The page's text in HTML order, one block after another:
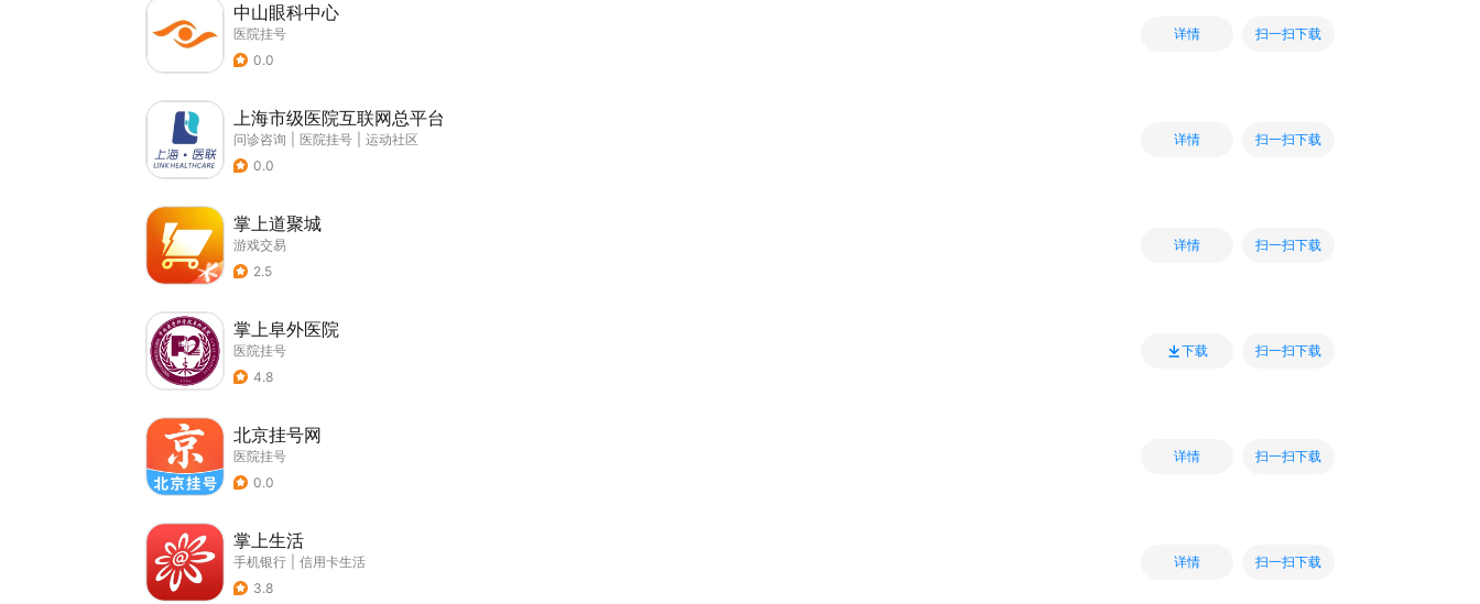
中山眼科中心
医院挂号
0.0
详情 扫一扫下载
上海市级医院互联网总平台
问诊咨询 医院挂号
运动社区
0.0
详情 扫一扫下载
掌上道聚城
游戏交易
2.5
详情 扫一扫下载
掌上阜外医院
医院挂号
4.8
下载 扫一扫下载
北京挂号网
医院挂号
0.0
详情 扫一扫下载
掌上生活
手机银行
信用卡生活
3.8
详情 扫一扫下载